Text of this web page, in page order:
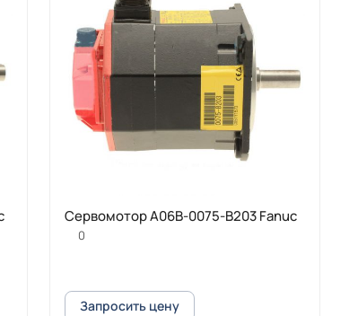
Cервомотор A06B-0075-B203 Fanuc
0
Запросить цену